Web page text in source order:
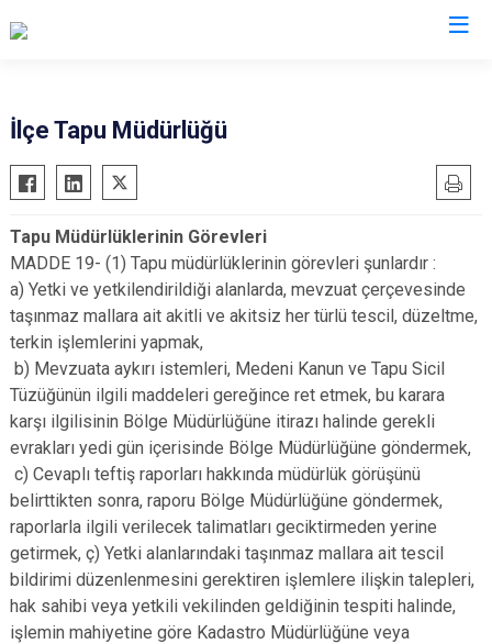
Gebze
Gölcük
Kandıra
Karamürsel
Körfez
Derince
Çayırova
Dilovası
İzmit
İlçe Tapu Müdürlüğü
Tapu Müdürlüklerinin Görevleri
MADDE 19- (1) Tapu müdürlüklerinin görevleri şunlardır :
a) Yetki ve yetkilendirildiği alanlarda, mevzuat çerçevesinde
taşınmaz mallara ait akitli ve akitsiz her türlü tescil, düzeltme,
terkin işlemlerini yapmak,
b) Mevzuata aykırı istemleri, Medeni Kanun ve Tapu Sicil
Tüzüğünün ilgili maddeleri gereğince ret etmek, bu karara
karşı ilgilisinin Bölge Müdürlüğüne itirazı halinde gerekli
evrakları yedi gün içerisinde Bölge Müdürlüğüne göndermek,
c) Cevaplı teftiş raporları hakkında müdürlük görüşünü
belirttikten sonra, raporu Bölge Müdürlüğüne göndermek,
raporlarla ilgili verilecek talimatları geciktirmeden yerine
getirmek, ç) Yetki alanlarındaki taşınmaz mallara ait tescil
bildirimi düzenlenmesini gerektiren işlemlere ilişkin talepleri,
hak sahibi veya yetkili vekilinden geldiğinin tespiti halinde,
işlemin mahiyetine göre Kadastro Müdürlüğüne veya